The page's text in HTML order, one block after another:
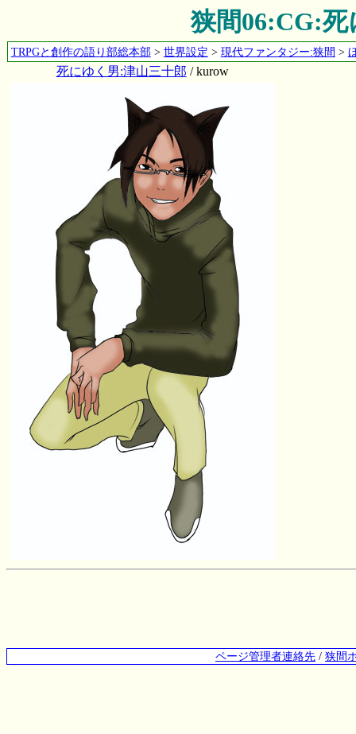
狭間06:CG:
TRPGと創作の語り部総本部> 世界設定 > 現代ファンタジー:狭間 >
死にゆく男:津山三十郎 / kurow
ページ管理者連絡先 / 狭間